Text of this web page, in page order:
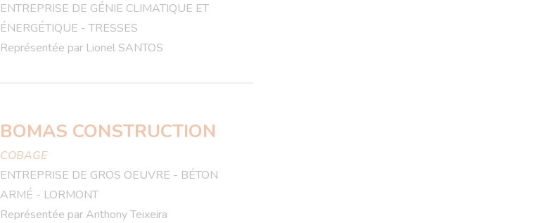
ENTREPRISE DE GÉNIE CLIMATIQUE ET
ÉNERGÉTIQUE - TRESSES
Représentée par Lionel SANTOS
BOMAS CONSTRUCTION
COBAGE
ENTREPRISE DE GROS OEUVRE - BÉTON
ARMÉ - LORMONT
Représentée par Anthony Teixeira